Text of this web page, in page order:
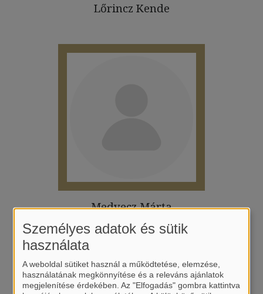
Lőrincz Kende
Medvecz Márta
Személyes adatok és sütik
használata
A weboldal sütiket használ a működtetése, elemzése,
használatának megkönnyítése és a releváns ajánlatok
megjelenítése érdekében. Az "Elfogadás" gombra kattintva